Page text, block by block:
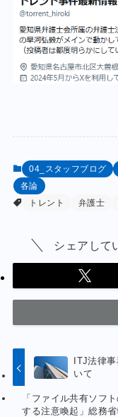
04_スタッフブログ
各論
トレント
弁護士
シェアして
ITJ法律
いて
「ファイル共有ソフ
する注意喚起」総務